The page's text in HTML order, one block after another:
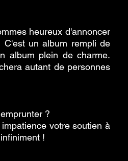
heureux d'annoncer
un album rempli de
album plein de charme.
autant de personnes
?
votre soutien à
!